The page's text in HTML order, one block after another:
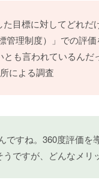
目標に対してどれだ
管理制度）」での評
も言われているんだ
による調査
ですね。360度評価を
ですが、どんなメリ